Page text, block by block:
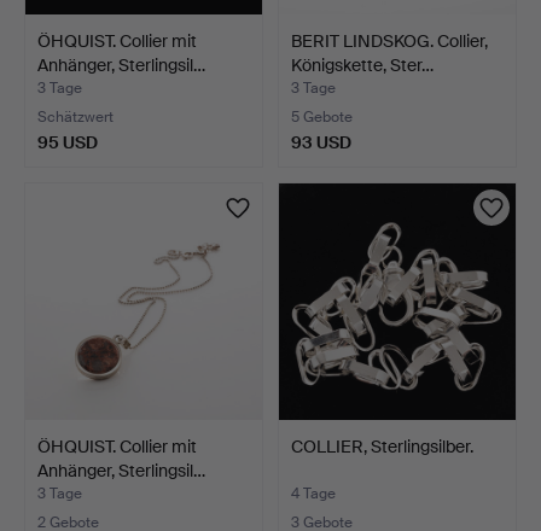
ÖHQUIST. Collier mit
Anhänger, Sterlingsil…
3 Tage
Schätzwert
95 USD
BERIT LINDSKOG. Collier,
Königskette, Ster…
3 Tage
5 Gebote
93 USD
ÖHQUIST. Collier mit
Anhänger, Sterlingsil…
3 Tage
2 Gebote
COLLIER, Sterlingsilber.
4 Tage
3 Gebote